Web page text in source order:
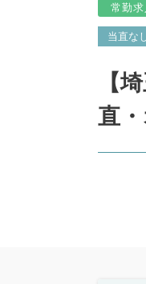
常勤求
当直な
【
直